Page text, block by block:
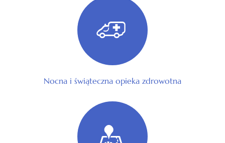
Nocna i świąteczna opieka zdrowotna